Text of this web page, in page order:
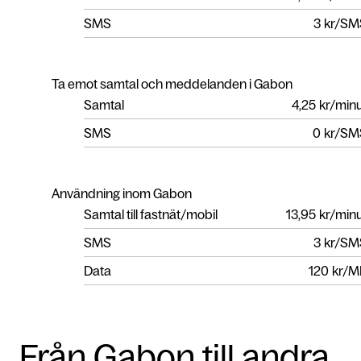
SMS
3 kr/
Ta emot samtal och meddelanden i Gabon
Samtal
4,25 kr/
SMS
0 kr/
Användning inom Gabon
Samtal till fastnät/mobil
13,95 kr/
SMS
3 kr/
Data
120 kr/